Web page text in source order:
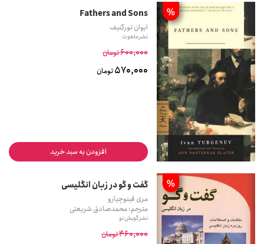
%
Fathers and Sons
ایوان تورگنیف
نشر ماهوت
600,000تومان
570,000تومان
افزودن به سبد خرید
% گفت و گو در زبان انگلیسی
مری فینوچیارو
مترجم: محمدصادق شریعتی
نشر گویش نو
460,000تومان